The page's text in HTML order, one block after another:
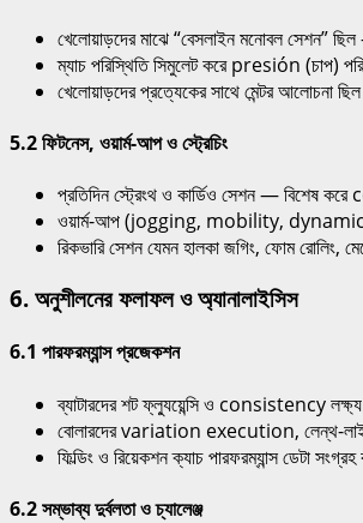
খেলোয়াড়দের মাঝে “বেসলাইন মনোবল সেশন”
ম্যাচ পরিস্থিতি সিমুলেট করে presión (চাপ)
খেলোয়াড়দের প্রত্যেকের সাথে মেন্টর আলোচনা
5.2 ফিটনেস, ওয়ার্ম-আপ ও স্ট্রেচিং
প্রতিদিন স্ট্রেংথ ও কার্ডিও সেশন — বিশেষ
ওয়ার্ম-আপ (jogging, mobility, dynamic
রিকভারি সেশন যেমন হালকা জগিং, ফোম রোলিং,
6. অনুশীলনের ফলাফল ও অ্যানালাইসিস
6.1 পারফরম্যান্স প্রজেকশন
ব্যাটারদের শট ফ্ল্যুয়েন্সি ও consistency লক্ষ্য
বোলারদের variation execution, লেন্থ-লাইন
ফিল্ডিং ও রিয়েকশন ক্যাচ পারফরম্যান্স ডেটা
6.2 সম্ভাব্য দুর্বলতা ও চ্যালেঞ্জ